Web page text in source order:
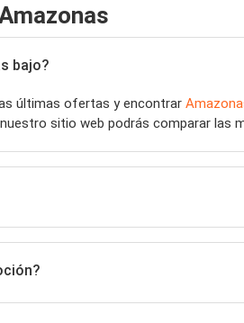
bajo?
últimas ofertas y encontrar
sitio web podrás comparar las